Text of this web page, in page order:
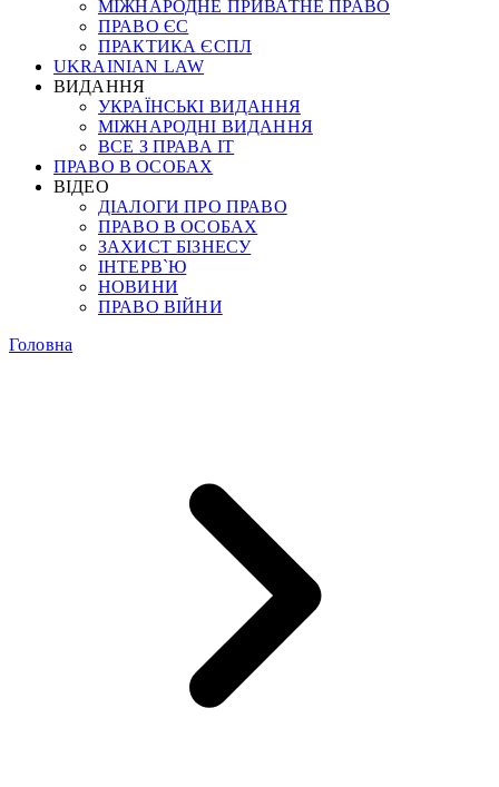
МІЖНАРОДНЕ ПРИВАТНЕ ПРАВО
ПРАВО ЄС
ПРАКТИКА ЄСПЛ
UKRAINIAN LAW
ВИДАННЯ
УКРАЇНСЬКІ ВИДАННЯ
МІЖНАРОДНІ ВИДАННЯ
ВСЕ З ПРАВА ІТ
ПРАВО В ОСОБАХ
ВІДЕО
ДІАЛОГИ ПРО ПРАВО
ПРАВО В ОСОБАХ
ЗАХИСТ БІЗНЕСУ
ІНТЕРВ`Ю
НОВИНИ
ПРАВО ВІЙНИ
Головна